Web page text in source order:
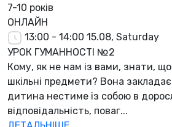
7-10 років
ОНЛАЙН
13:00 - 14:00 15.08, Saturday
УРОК ГУМАННОСТІ №2
Кому, як не нам із вами, знати,
шкільні предмети? Вона закладає
дитина нестиме із собою в
відповідальність, поваг...